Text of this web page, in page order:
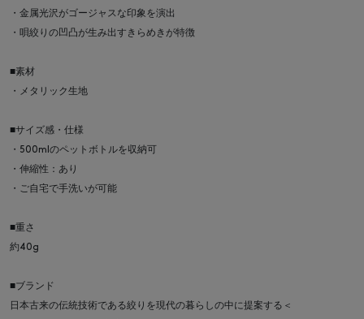
・金属光沢がゴージャスな印象を演出
・唄絞りの凹凸が生み出すきらめきが特徴
■素材
・メタリック生地
■サイズ感・仕様
・500mlのペットボトルを収納可
・伸縮性：あり
・ご自宅で手洗いが可能
■重さ
約40g
■ブランド
日本古来の伝統技術である絞りを現代の暮らしの中に提案する＜